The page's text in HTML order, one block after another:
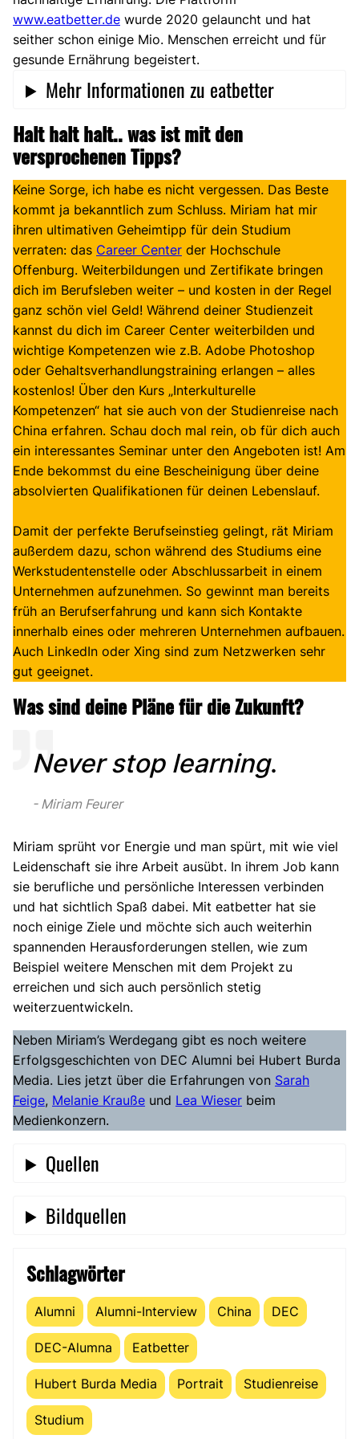
www.eatbetter.de wurde 2020 gelauncht und hat
seither schon einige Mio. Menschen erreicht und für
gesunde Ernährung begeistert.
Mehr Informationen zu eatbetter
Halt halt halt.. was ist mit den
versprochenen Tipps?
Keine Sorge, ich habe es nicht vergessen. Das Beste
kommt ja bekanntlich zum Schluss. Miriam hat mir
ihren ultimativen Geheimtipp für dein Studium
verraten: das Career Center der Hochschule
Offenburg. Weiterbildungen und Zertifikate bringen
dich im Berufsleben weiter – und kosten in der Regel
ganz schön viel Geld! Während deiner Studienzeit
kannst du dich im Career Center weiterbilden und
wichtige Kompetenzen wie z.B. Adobe Photoshop
oder Gehaltsverhandlungstraining erlangen – alles
kostenlos! Über den Kurs „Interkulturelle
Kompetenzen“ hat sie auch von der Studienreise nach
China erfahren. Schau doch mal rein, ob für dich auch
ein interessantes Seminar unter den Angeboten ist! Am
Ende bekommst du eine Bescheinigung über deine
absolvierten Qualifikationen für deinen Lebenslauf.
Damit der perfekte Berufseinstieg gelingt, rät Miriam
außerdem dazu, schon während des Studiums eine
Werkstudentenstelle oder Abschlussarbeit in einem
Unternehmen aufzunehmen. So gewinnt man bereits
früh an Berufserfahrung und kann sich Kontakte
innerhalb eines oder mehreren Unternehmen aufbauen.
Auch LinkedIn oder Xing sind zum Netzwerken sehr
gut geeignet.
Was sind deine Pläne für die Zukunft?
Never stop learning.
Miriam Feurer
Miriam sprüht vor Energie und man spürt, mit wie viel
Leidenschaft sie ihre Arbeit ausübt. In ihrem Job kann
sie berufliche und persönliche Interessen verbinden
und hat sichtlich Spaß dabei. Mit eatbetter hat sie
noch einige Ziele und möchte sich auch weiterhin
spannenden Herausforderungen stellen, wie zum
Beispiel weitere Menschen mit dem Projekt zu
erreichen und sich auch persönlich stetig
weiterzuentwickeln.
Neben Miriam’s Werdegang gibt es noch weitere
Erfolgsgeschichten von DEC Alumni bei Hubert Burda
Media. Lies jetzt über die Erfahrungen von Sarah
Feige, Melanie Krauße und Lea Wieser beim
Medienkonzern.
Quellen
Bildquellen
Schlagwörter
Alumni Alumni-Interview China DEC
DEC-Alumna Eatbetter
Hubert Burda Media Portrait Studienreise
Studium